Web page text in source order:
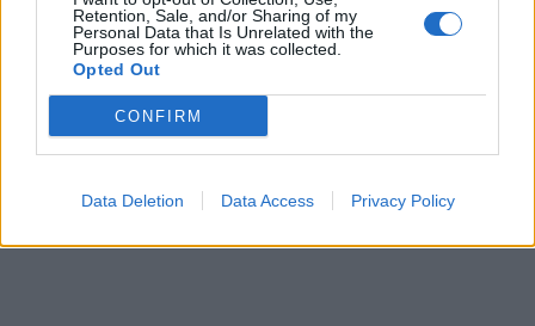
Retention, Sale, and/or Sharing of my
Personal Data that Is Unrelated with the
Purposes for which it was collected.
Opted Out
CONFIRM
Data Deletion Data Access Privacy Policy